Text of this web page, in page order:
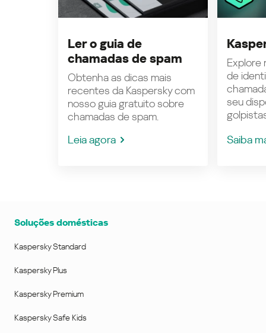
Ler o guia de
chamadas de spam
Obtenha as dicas mais
recentes da Kaspersky com
nosso guia gratuito sobre
chamadas de spam.
Leia agora
Explore
de
seu
Saiba
Soluções domésticas
Kaspersky Standard
Kaspersky Plus
Kaspersky Premium
Kaspersky Safe Kids